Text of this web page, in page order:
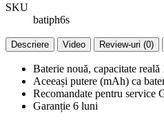
SKU
batiph6s
Descriere Video Review-uri (0)
Baterie nouă, capacitate reală
Aceeași putere (mAh) ca
Recomandate pentru service
Garanție 6 luni